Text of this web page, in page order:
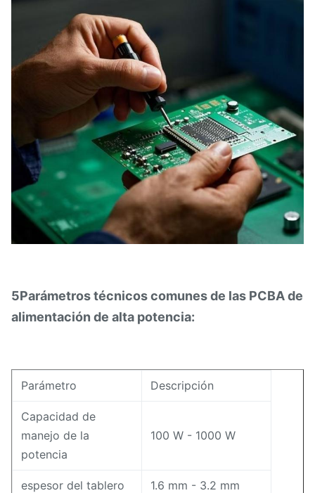
5Parámetros técnicos comunes de las PCBA de
alimentación de alta potencia:
Parámetro Descripción
Capacidad de
manejo de la
potencia
100 W - 1000 W
espesor del tablero 1.6 mm - 3.2 mm